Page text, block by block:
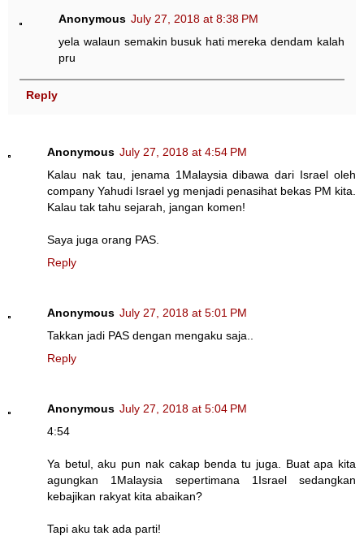
Anonymous July 27, 2018 at 8:38 PM
yela walaun semakin busuk hati mereka dendam kalah
pru
Reply
Anonymous July 27, 2018 at 4:54 PM
Kalau nak tau, jenama 1Malaysia dibawa dari Israel oleh
company Yahudi Israel yg menjadi penasihat bekas PM kita.
Kalau tak tahu sejarah, jangan komen!
Saya juga orang PAS.
Reply
Anonymous July 27, 2018 at 5:01 PM
Takkan jadi PAS dengan mengaku saja..
Reply
Anonymous July 27, 2018 at 5:04 PM
4:54
Ya betul, aku pun nak cakap benda tu juga. Buat apa kita
agungkan 1Malaysia sepertimana 1Israel sedangkan
kebajikan rakyat kita abaikan?
Tapi aku tak ada parti!